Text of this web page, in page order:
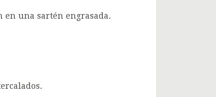
en una sartén engrasada.